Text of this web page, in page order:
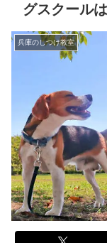
グスクール
兵庫のしつけ教室